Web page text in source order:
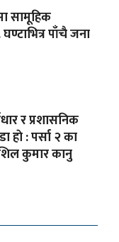
सामूहिक
पाँचै जना
र प्रशासनिक
हाे : पर्सा २ का
कुमार कानु